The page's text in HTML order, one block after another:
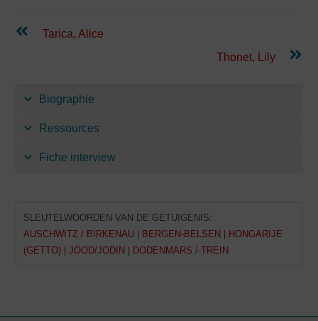
Lees
Tarica, Alice
Thonet, Lily
Biographie
Ressources
Fiche interview
SLEUTELWOORDEN VAN DE GETUIGENIS:
AUSCHWITZ / BIRKENAU
BERGEN-BELSEN
HONGARIJE
(GETTO) |JOOD/JODIN DODENMARS /-TREIN